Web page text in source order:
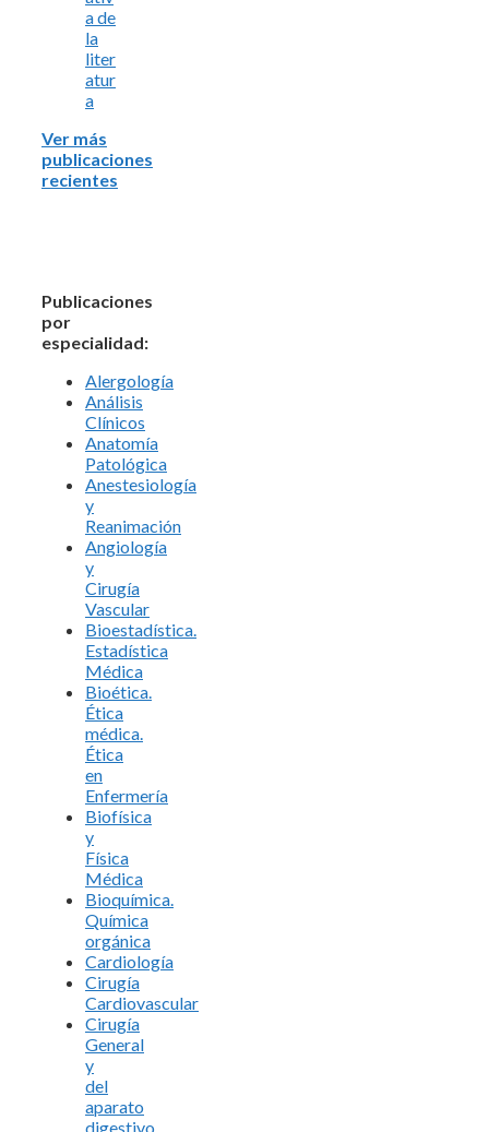
a de
la
liter
atur
a
Ver más
publicaciones
recientes
Publicaciones
por
especialidad:
Alergología
Análisis
Clínicos
Anatomía
Patológica
Anestesiología
y
Reanimación
Angiología
y
Cirugía
Vascular
Bioestadística.
Estadística
Médica
Bioética.
Ética
médica.
Ética
en
Enfermería
Biofísica
y
Física
Médica
Bioquímica.
Química
orgánica
Cardiología
Cirugía
Cardiovascular
Cirugía
General
y
del
aparato
digestivo